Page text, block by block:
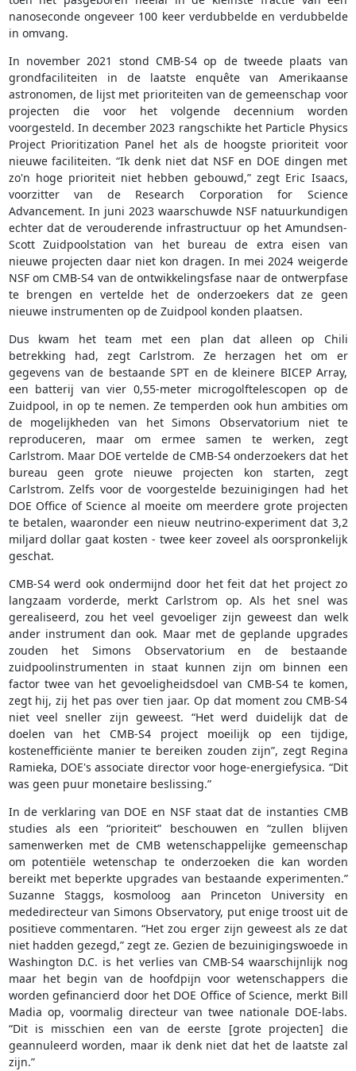
nanoseconde ongeveer 100 keer verdubbelde en verdubbelde
in omvang.
In november 2021 stond CMB-S4 op de tweede plaats van
grondfaciliteiten in de laatste enquête van Amerikaanse
astronomen, de lijst met prioriteiten van de gemeenschap voor
projecten die voor het volgende decennium worden
voorgesteld. In december 2023 rangschikte het Particle Physics
Project Prioritization Panel het als de hoogste prioriteit voor
nieuwe faciliteiten. “Ik denk niet dat NSF en DOE dingen met
zo'n hoge prioriteit niet hebben gebouwd,” zegt Eric Isaacs,
voorzitter van de Research Corporation for Science
Advancement. In juni 2023 waarschuwde NSF natuurkundigen
echter dat de verouderende infrastructuur op het Amundsen-
Scott Zuidpoolstation van het bureau de extra eisen van
nieuwe projecten daar niet kon dragen. In mei 2024 weigerde
NSF om CMB-S4 van de ontwikkelingsfase naar de ontwerpfase
te brengen en vertelde het de onderzoekers dat ze geen
nieuwe instrumenten op de Zuidpool konden plaatsen.
Dus kwam het team met een plan dat alleen op Chili
betrekking had, zegt Carlstrom. Ze herzagen het om er
gegevens van de bestaande SPT en de kleinere BICEP Array,
een batterij van vier 0,55-meter microgolftelescopen op de
Zuidpool, in op te nemen. Ze temperden ook hun ambities om
de mogelijkheden van het Simons Observatorium niet te
reproduceren, maar om ermee samen te werken, zegt
Carlstrom. Maar DOE vertelde de CMB-S4 onderzoekers dat het
bureau geen grote nieuwe projecten kon starten, zegt
Carlstrom. Zelfs voor de voorgestelde bezuinigingen had het
DOE Office of Science al moeite om meerdere grote projecten
te betalen, waaronder een nieuw neutrino-experiment dat 3,2
miljard dollar gaat kosten - twee keer zoveel als oorspronkelijk
geschat.
CMB-S4 werd ook ondermijnd door het feit dat het project zo
langzaam vorderde, merkt Carlstrom op. Als het snel was
gerealiseerd, zou het veel gevoeliger zijn geweest dan welk
ander instrument dan ook. Maar met de geplande upgrades
zouden het Simons Observatorium en de bestaande
zuidpoolinstrumenten in staat kunnen zijn om binnen een
factor twee van het gevoeligheidsdoel van CMB-S4 te komen,
zegt hij, zij het pas over tien jaar. Op dat moment zou CMB-S4
niet veel sneller zijn geweest. “Het werd duidelijk dat de
doelen van het CMB-S4 project moeilijk op een tijdige,
kostenefficiënte manier te bereiken zouden zijn”, zegt Regina
Ramieka, DOE's associate director voor hoge-energiefysica. “Dit
was geen puur monetaire beslissing.”
In de verklaring van DOE en NSF staat dat de instanties CMB
studies als een “prioriteit” beschouwen en “zullen blijven
samenwerken met de CMB wetenschappelijke gemeenschap
om potentiële wetenschap te onderzoeken die kan worden
bereikt met beperkte upgrades van bestaande experimenten.”
Suzanne Staggs, kosmoloog aan Princeton University en
mededirecteur van Simons Observatory, put enige troost uit de
positieve commentaren. “Het zou erger zijn geweest als ze dat
niet hadden gezegd,” zegt ze. Gezien de bezuinigingswoede in
Washington D.C. is het verlies van CMB-S4 waarschijnlijk nog
maar het begin van de hoofdpijn voor wetenschappers die
worden gefinancierd door het DOE Office of Science, merkt Bill
Madia op, voormalig directeur van twee nationale DOE-labs.
“Dit is misschien een van de eerste [grote projecten] die
geannuleerd worden, maar ik denk niet dat het de laatste zal
zijn.”